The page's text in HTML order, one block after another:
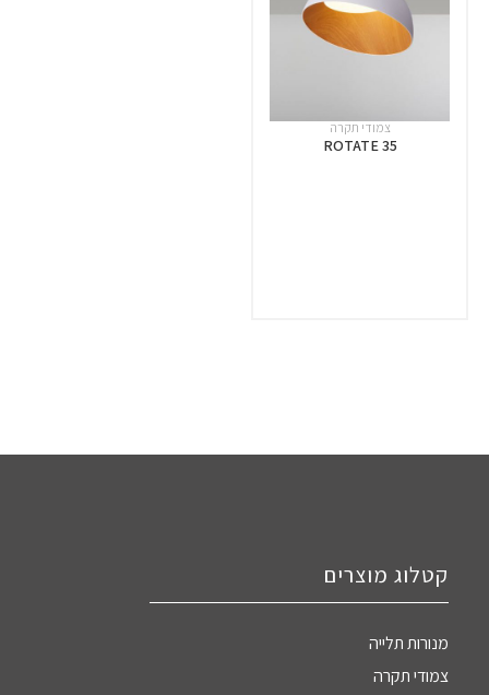
צמודי תקרה
ROTATE 35
קטלוג מוצרים
מנורות תלייה
צמודי תקרה